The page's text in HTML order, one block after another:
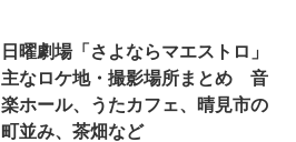
日曜劇場「さよならマエストロ」
主なロケ地・撮影場所まとめ 音
楽ホール、うたカフェ、晴見市の
町並み、茶畑など